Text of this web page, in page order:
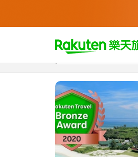
t
p
a
g
e
_
s
e
a
總覽客房與方案評語設施